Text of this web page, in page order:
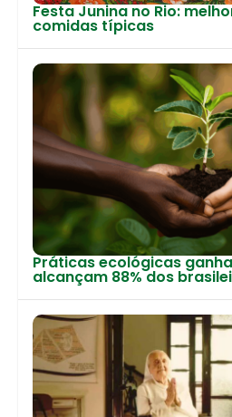
Festa Junina no Rio:
comidas típicas
Práticas ecológicas
alcançam 88% dos